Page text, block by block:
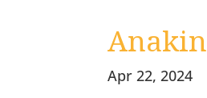
Anakin
Apr 22, 2024